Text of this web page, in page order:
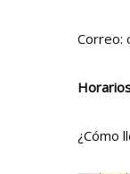
Correo:
¿Cómo